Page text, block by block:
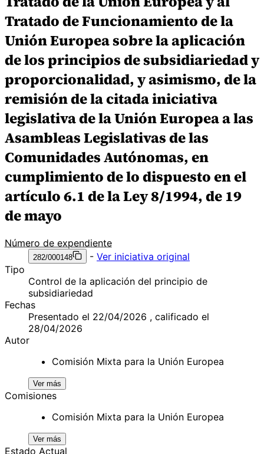
Tratado de Funcionamiento de la
Unión Europea sobre la aplicación
de los principios de subsidiariedad y
proporcionalidad, y asimismo, de la
remisión de la citada iniciativa
legislativa de la Unión Europea a las
Asambleas Legislativas de las
Comunidades Autónomas, en
cumplimiento de lo dispuesto en el
artículo 6.1 de la Ley 8/1994, de 19
de mayo
Número de expendiente
282/000148 - Ver iniciativa original
Tipo
Control de la aplicación del principio de
subsidiariedad
Fechas
Presentado el 22/04/2026 , calificado el
28/04/2026
Autor
Comisión Mixta para la Unión Europea
Ver más
Comisiones
Comisión Mixta para la Unión Europea
Ver más
Estado Actual